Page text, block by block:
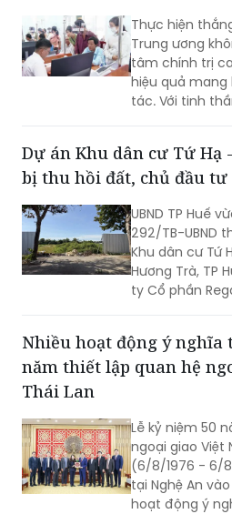
Thực hiện
Trung ương
tâm chính trị
hiệu quả
tác. Với tinh
đội ngũ cán
lực, trách
chuyển biến rõ
tế - xã hội và
dân.
Dự án Khu dân cư Tứ Hạ
bị thu hồi đất, chủ đầu tư
UBND TP Huế
292/TB-UBND
Khu dân cư Tứ
Hương Trà, TP
ty Cổ phần
Nhiều hoạt động ý nghĩa
năm thiết lập quan hệ
Thái Lan
Lễ kỷ niệm 50
ngoại giao Việt
(6/8/1976 - 6/
tại Nghệ An
hoạt động ý